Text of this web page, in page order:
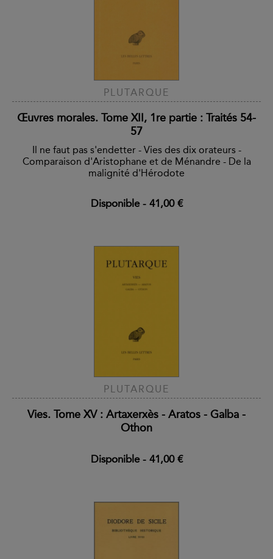
PLUTARQUE
Œuvres morales. Tome XII, 1re partie : Traités 54-
57
Il ne faut pas s'endetter - Vies des dix orateurs -
Comparaison d'Aristophane et de Ménandre - De la
malignité d'Hérodote
Disponible- 41,00 €
PLUTARQUE
Vies. Tome XV : Artaxerxès - Aratos - Galba -
Othon
Disponible- 41,00 €